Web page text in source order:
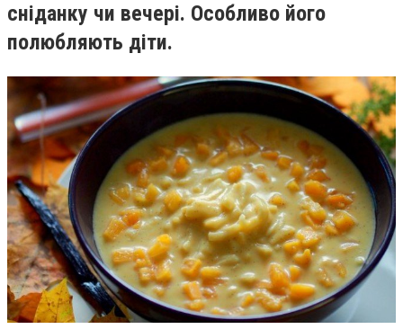
сніданку чи вечері. Особливо його
полюбляють діти.